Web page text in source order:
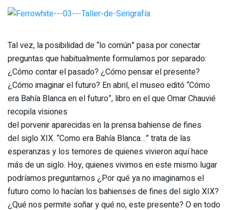
Tal vez, la posibilidad de “lo común” pasa por conectar
preguntas que habitualmente formulamos por separado:
¿Cómo contar el pasado? ¿Cómo pensar el presente?
¿Cómo imaginar el futuro? En abril, el museo editó “Cómo
era Bahía Blanca en el futuro”, libro en el que Omar Chauvié
recopila visiones
del porvenir aparecidas en la prensa bahiense de fines
del siglo XIX. “Como era Bahía Blanca…” trata de las
esperanzas y los temores de quienes vivieron aquí hace
más de un siglo. Hoy, quienes vivimos en este mismo lugar
podríamos preguntarnos ¿Por qué ya no imaginamos el
futuro como lo hacían los bahienses de fines del siglo XIX?
¿Qué nos permite soñar y qué no, este presente? O en todo